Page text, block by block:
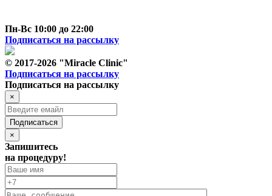
Пн-Вс 10:00 до 22:00
Подписаться на рассылку
© 2017-2026 "Miracle Clinic"
Подписаться на рассылку
Подписаться на рассылку
×
Подписаться
×
Запишитесь
на процедуру!